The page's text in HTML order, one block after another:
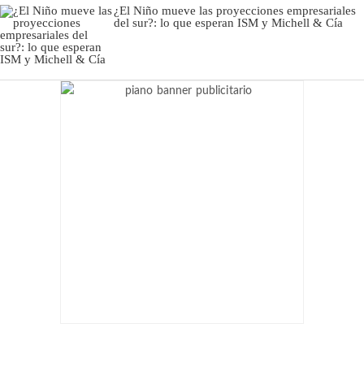
¿El Niño mueve las proyecciones empresariales
del sur?: lo que esperan ISM y Michell & Cía